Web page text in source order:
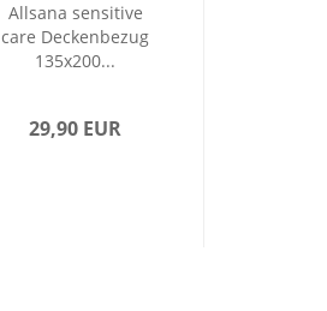
Allsana sensitive
care Deckenbezug
135x200...
29,90 EUR